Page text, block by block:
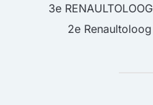
3e
2e